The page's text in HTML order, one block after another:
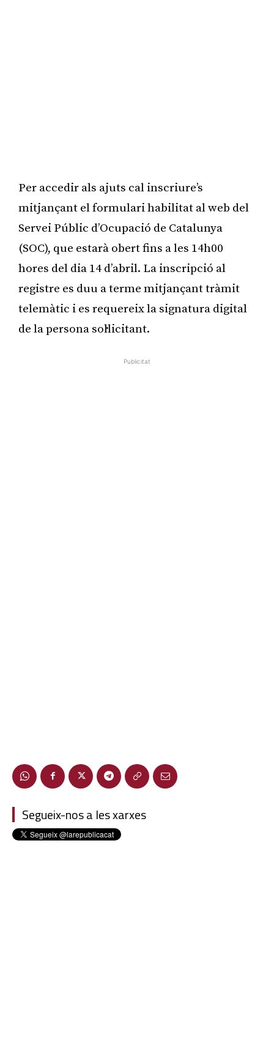
Per accedir als ajuts cal inscriure’s
mitjançant el formulari habilitat al web del
Servei Públic d’Ocupació de Catalunya
(SOC), que estarà obert fins a les 14h00
hores del dia 14 d’abril. La inscripció al
registre es duu a terme mitjançant tràmit
telemàtic i es requereix la signatura digital
de la persona sol·licitant.
Publicitat
Segueix-nos a les xarxes